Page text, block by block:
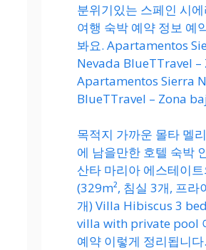
분위기있는 스페인 시
여행 숙박 예약 정보 예
봐요. Apartamentos
Nevada BlueTTravel –
Apartamentos Sierra
BlueTTravel – Zona
목적지 가까운 몰타 멜
에 남을만한 호텔 숙박
산타 마리아 에스테이
(329m², 침실 3개, 프라
개) Villa Hibiscus 3
villa with private pool
예약 이렇게 정리됩니다.